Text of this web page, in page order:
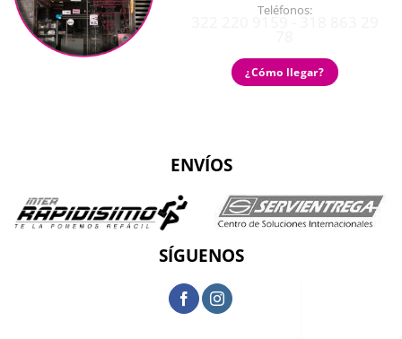
Teléfonos:
¿Cómo llegar?
ENVÍOS
SÍGUENOS